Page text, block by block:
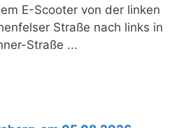
E-Scooter von der linken
Straße nach links in
Straße ...